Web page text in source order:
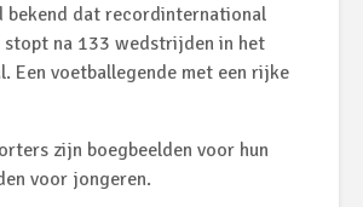
bekend dat recordinternational
stopt na 133 wedstrijden in het
Een voetballegende met een rijke
zijn boegbeelden voor hun
voor jongeren.